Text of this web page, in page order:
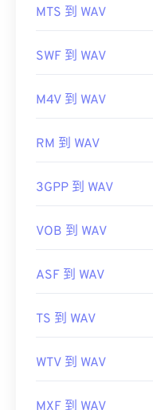
而不是通过互联网
有用的链接：
https://
player和 QuickTime
由于WAV文件未经压
的 DJ 软件程序，
开发者： Microsoft
有用的链接：
https://
audio-wav
MTS 到 WAV
SWF 到 WAV
M4V 到 WAV
RM 到 WAV
3GPP 到 WAV
VOB 到 WAV
ASF 到 WAV
TS 到 WAV
WTV 到 WAV